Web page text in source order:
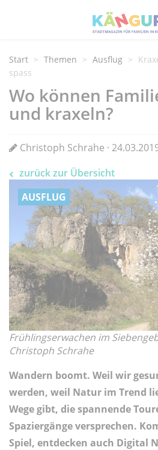
Start Themen Ausflug
spass
Wo können
und kraxeln?
Christoph Schrahe ·
zurück zur Übersicht
AUSFLUG
Frühlingserwachen im
Christoph Schrahe
Wandern boomt. Weil wir
werden, weil Natur im Trend
Wege gibt, die spannende
Spaziergänge versprechen.
Spiel, entdecken auch Digital